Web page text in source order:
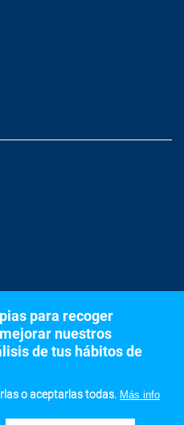
Empresariales
para recoger
nuestros
de tus hábitos de
o aceptarlas todas. Más info